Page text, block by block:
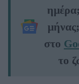
στο
το